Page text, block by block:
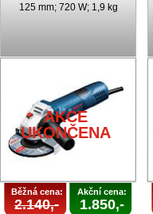
125 mm; 720 W; 1,9 kg
AKCE
UKONČENA
Běžná cena:
2.140,-
Akční cena:
1.850,-